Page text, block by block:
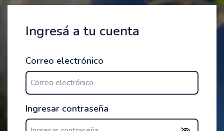
Ingresá a tu cuenta
Correo electrónico
Ingresar contraseña